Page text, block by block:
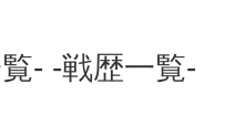
- -戦歴一覧-